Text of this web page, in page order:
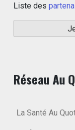
Liste des
Réseau Au
La Santé Au